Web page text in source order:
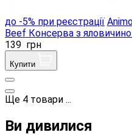
до -5% при реєстрації
Beef Консерва з
139 грн
Купити
Ще 4 товари ...
Ви дивилися